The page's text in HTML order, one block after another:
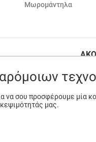
Μωρομάντηλα
να σου προσφέρουμε μία
μας.